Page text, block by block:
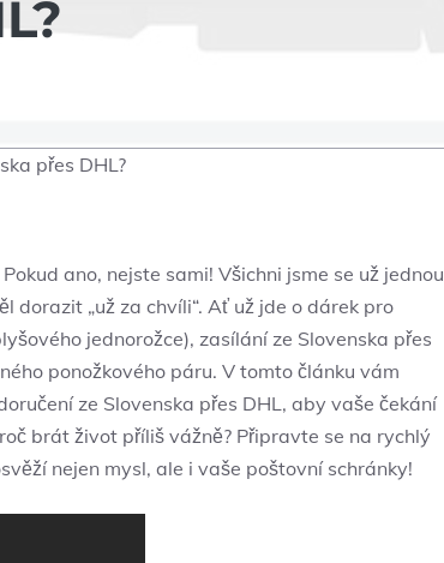
přes DHL?
ano, nejste sami! Všichni jsme se už jednou
dorazit „už za chvíli“. Ať už jde o dárek pro
jednorožce), zasílání ze Slovenska přes
ponožkového páru. V tomto článku vám
ze Slovenska přes DHL, aby vaše čekání
brát život příliš vážně? Připravte se na rychlý
nejen mysl, ale i vaše poštovní schránky!